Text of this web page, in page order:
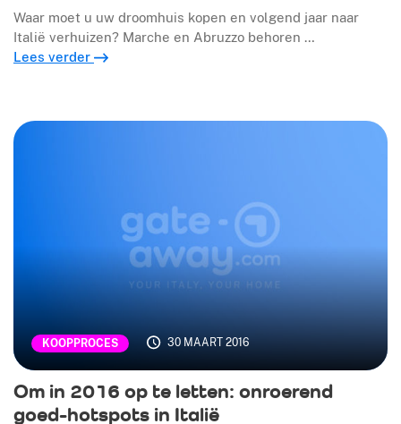
Waar moet u uw droomhuis kopen en volgend jaar naar
Italië verhuizen? Marche en Abruzzo behoren …
Lees verder
KOOPPROCES 30 MAART 2016
Om in 2016 op te letten: onroerend
goed-hotspots in Italië